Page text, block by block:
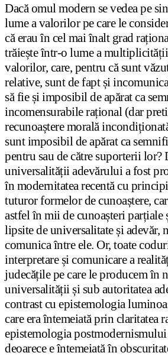
Dacă omul modern se vedea pe
lume a valorilor pe care le
că erau în cel mai înalt grad
trăiește într-o lume a
valorilor, care, pentru că sunt
relative, sunt de fapt și
să fie și imposibil de apărat ca
incomensurabile rațional (dar
recunoaștere morală
sunt imposibil de apărat ca
pentru sau de către suporterii lor?
universalității adevărului a fost
în modernitatea recentă cu
tuturor formelor de cunoaștere,
astfel în mii de cunoașteri parțiale
lipsite de universalitate și adevăr,
comunica între ele. Or, toate
interpretare și comunicare a
judecățile pe care le producem în
universalității și sub autoritatea
contrast cu epistemologia
care era întemeiată prin claritatea
epistemologia postmodernismului
deoarece e întemeiată în